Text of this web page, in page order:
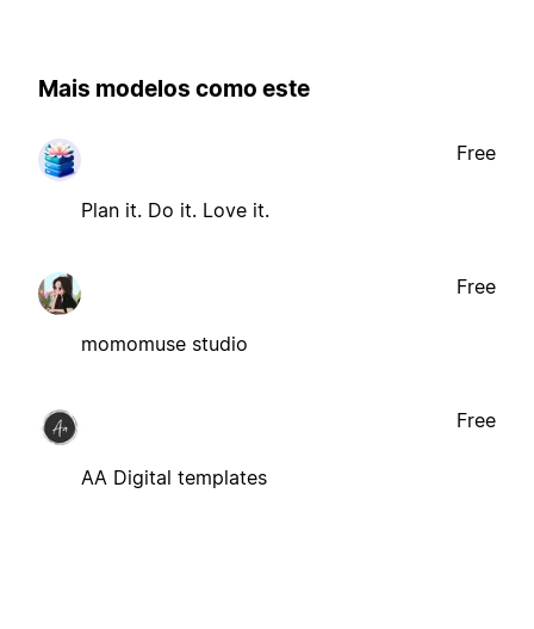
Mais modelos como este
Plan it. Do it. Love it.
Free
momomuse studio
Free
AA Digital templates
Free